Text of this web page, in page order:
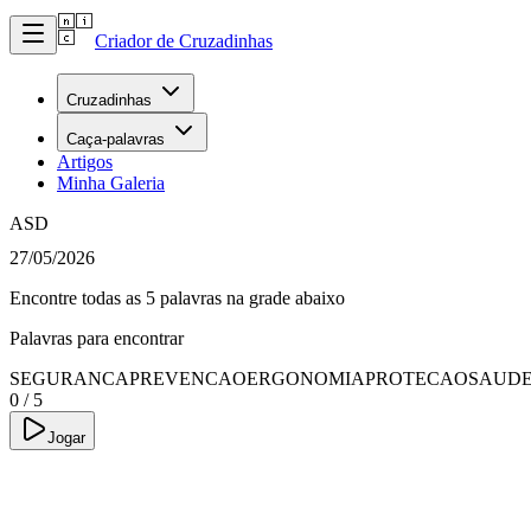
Criador de Cruzadinhas
Cruzadinhas
Caça-palavras
Artigos
Minha Galeria
ASD
27/05/2026
Encontre todas as 5 palavras na grade abaixo
Palavras para encontrar
SEGURANCAPREVENCAOERGONOMIAPROTECAO
0 / 5
Jogar